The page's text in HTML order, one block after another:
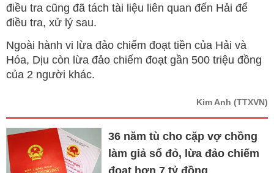
điều tra cũng đã tách tài liệu liên quan đến Hải để
điều tra, xử lý sau.
Ngoài hành vi lừa đảo chiếm đoạt tiền của Hải và
Hóa, Dịu còn lừa đảo chiếm đoạt gần 500 triệu đồng
của 2 người khác.
Kim Anh (TTXVN)
36 năm tù cho cặp vợ chồng
làm giả sổ đỏ, lừa đảo chiếm
đoạt hơn 7 tỷ đồng